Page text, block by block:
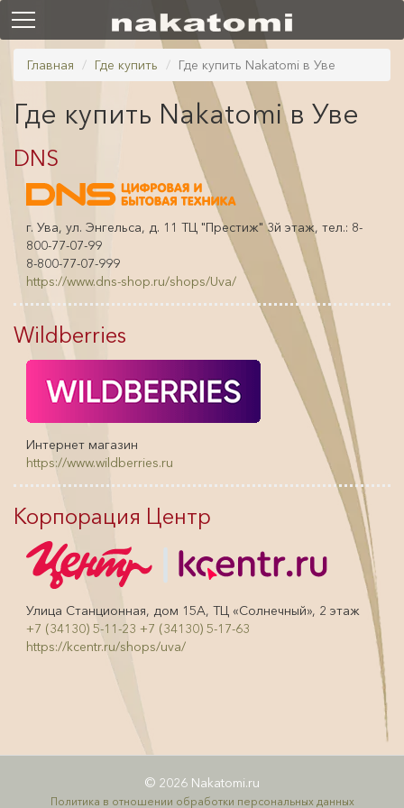
Главная Где купить Где купить Nakatomi в Уве
Где купить Nakatomi в Уве
DNS
г. Ува, ул. Энгельса, д. 11 ТЦ "Престиж" 3й этаж, тел.: 8-
800-77-07-99
8-800-77-07-999
https://www.dns-shop.ru/shops/Uva/
Wildberries
Интернет магазин
https://www.wildberries.ru
Корпорация Центр
Улица Станционная, дом 15А, ТЦ «Солнечный», 2 этаж
+7 (34130) 5-11-23 +7 (34130) 5-17-63
https://kcentr.ru/shops/uva/
© 2026 Nakatomi.ru
Политика в отношении обработки персональных данных